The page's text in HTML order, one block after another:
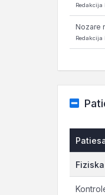
Redakcija
Nozare
Redakcija